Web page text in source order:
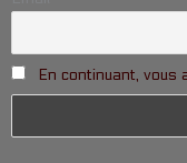
En continuant, vous